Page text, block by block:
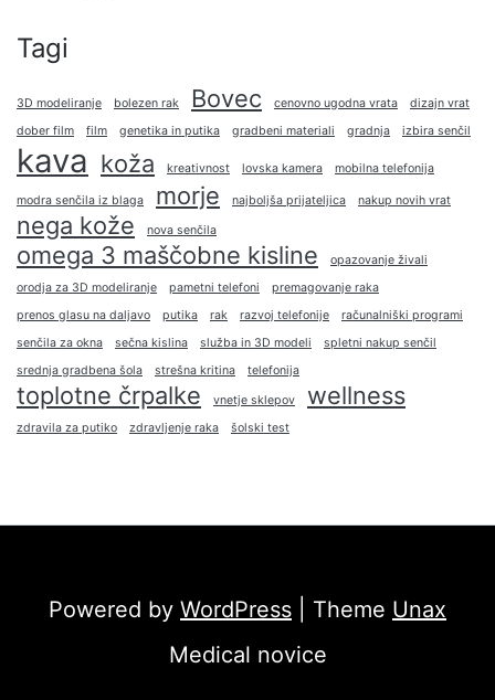
Tagi
3D modeliranje bolezen rak Bovec cenovno ugodna vrata
dizajn vrat
dober film
film genetika in putika gradbeni materiali gradnja izbira senčil
kava koža kreativnost lovska kamera mobilna telefonija
modra senčila iz blaga morje najboljša prijateljica nakup novih vrat
nega kože nova senčila
omega 3 maščobne kisline
opazovanje živali
orodja za 3D modeliranje
pametni telefoni
premagovanje raka
prenos glasu na daljavo
putika rak razvoj telefonije
računalniški programi
senčila za okna
sečna kislina služba in 3D modeli
spletni nakup senčil
srednja gradbena šola
strešna kritina telefonija
toplotne črpalke vnetje sklepov wellness
zdravila za putiko zdravljenje raka šolski test
Powered by WordPress | Theme Unax
Medical novice